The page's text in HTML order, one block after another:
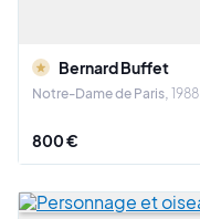
Bernard Buffet
Notre-Dame de Paris 1988
800 €